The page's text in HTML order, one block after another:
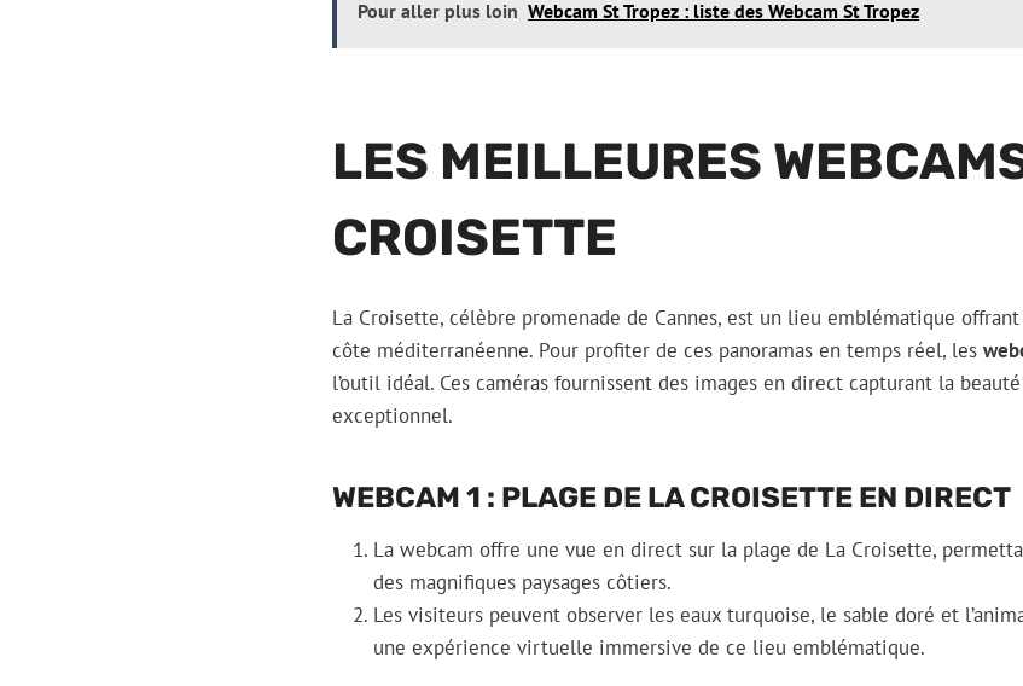
Pour aller plus loin Webcam St Tropez : liste des Webcam St Tropez
LES MEILLEURES
CROISETTE
La Croisette, célèbre promenade de Cannes, est un lieu emblématique
côte méditerranéenne. Pour profiter de ces panoramas en temps réel, les
l’outil idéal. Ces caméras fournissent des images en direct capturant la
exceptionnel.
WEBCAM 1 : PLAGE DE LA CROISETTE EN DIRECT
La webcam offre une vue en direct sur la plage de La Croisette,
des magnifiques paysages côtiers.
Les visiteurs peuvent observer les eaux turquoise, le sable doré et
une expérience virtuelle immersive de ce lieu emblématique.